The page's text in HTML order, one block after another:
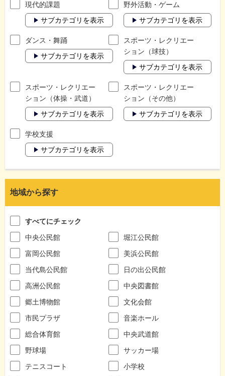
現代的課題
サブカテゴリを表示
野外活動・ゲーム
サブカテゴリを表示
ダンス・舞踊
サブカテゴリを表示
スポーツ・レクリエー
ション（球技）
サブカテゴリを表示
スポーツ・レクリエー
ション（体操・武道）
サブカテゴリを表示
スポーツ・レクリエー
ション（その他）
サブカテゴリを表示
学校支援
サブカテゴリを表示
地域から探す
すべてにチェック
中央公民館
堀江公民館
富岡公民館
美浜公民館
当代島公民館
日の出公民館
高洲公民館
中央図書館
郷土博物館
文化会館
市民プラザ
音楽ホール
総合体育館
中央武道館
野球場
サッカー場
テニスコート
小学校